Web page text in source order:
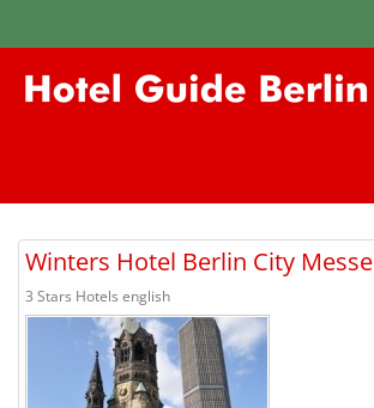
Winters Hotel Berlin City Messe
3 Stars Hotels english